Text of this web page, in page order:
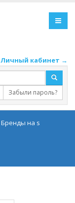
Личный кабинет →
Забыли пароль?
Бренды на s